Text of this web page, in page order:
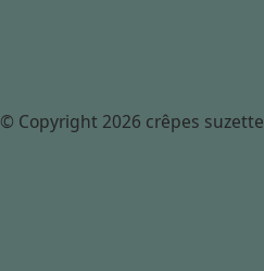
© Copyright 2026 crêpes suzette